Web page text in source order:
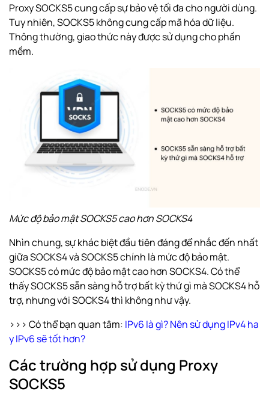
Proxy SOCKS5 cung cấp sự bảo vệ tối đa cho người dùng.
Tuy nhiên, SOCKS5 không cung cấp mã hóa dữ liệu.
Thông thường, giao thức này được sử dụng cho phần
mềm.
Mức độ bảo mật SOCKS5 cao hơn SOCKS4
Nhìn chung, sự khác biệt đầu tiên đáng để nhắc đến nhất
giữa SOCKS4 và SOCKS5 chính là mức độ bảo mật.
SOCKS5 có mức độ bảo mật cao hơn SOCKS4. Có thể
thấy SOCKS5 sẵn sàng hỗ trợ bất kỳ thứ gì mà SOCKS4 hỗ
trợ, nhưng với SOCKS4 thì không như vậy.
>>> Có thể bạn quan tâm: IPv6 là gì? Nên sử dụng IPv4 ha
y IPv6 sẽ tốt hơn?
Các trường hợp sử dụng Proxy
SOCKS5